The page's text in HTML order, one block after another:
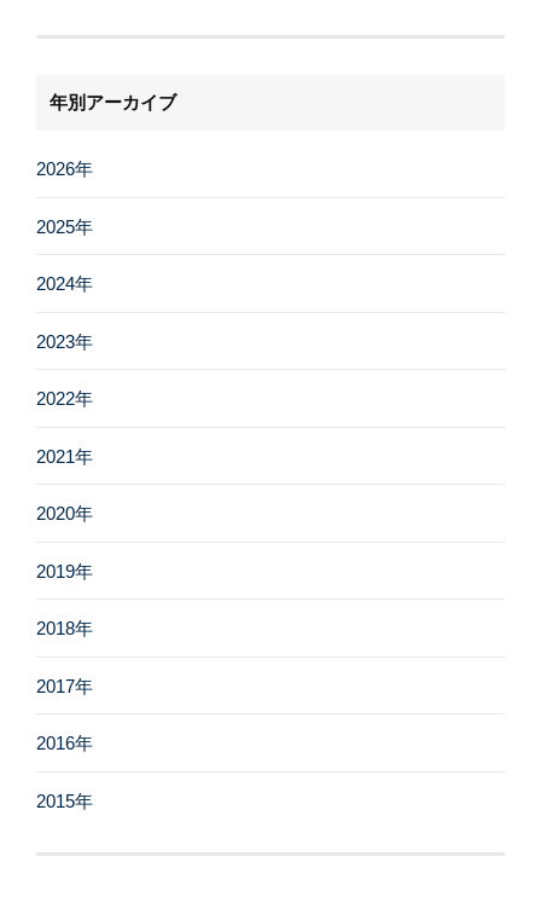
年別アーカイブ
2026年
2025年
2024年
2023年
2022年
2021年
2020年
2019年
2018年
2017年
2016年
2015年